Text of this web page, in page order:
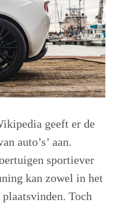
geeft er de
auto’s’ aan.
sportiever
kan zowel in het
Toch